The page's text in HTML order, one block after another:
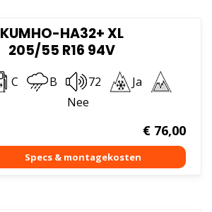
KUMHO-HA32+ XL
205/55 R16 94V
C B 72
Ja
Nee
€76,00